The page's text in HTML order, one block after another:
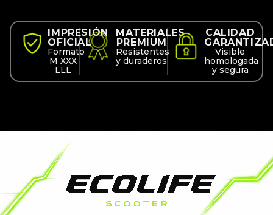
IMPRESIÓN
OFICIAL
Formato
M XXX
LLL
MATERIALES
PREMIUM
Resistentes
y duraderos
CALIDAD
Visible
homologada
y segura